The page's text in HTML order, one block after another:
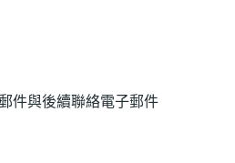
件與後續聯絡電子郵件